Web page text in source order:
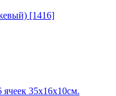
[1416]
35х16х10см.